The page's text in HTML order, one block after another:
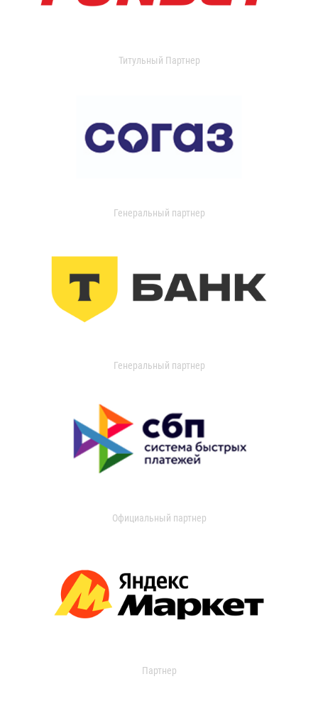
Титульный Партнер
Генеральный партнер
Генеральный партнер
Официальный партнер
Партнер